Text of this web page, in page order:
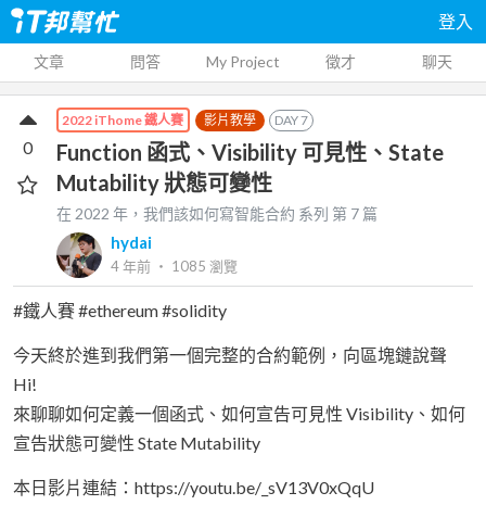
登入
文章 問答 My Project 徵才 聊天
2022 iThome 鐵人賽 影片教學 DAY7
Function 函式、Visibility 可見性、State
Mutability 狀態可變性
在 2022 年，我們該如何寫智能合約 系列 第 7 篇
hydai
4 年前 ‧ 1085 瀏覽
0
#鐵人賽 #ethereum #solidity
今天終於進到我們第一個完整的合約範例，向區塊鏈說聲
Hi!
來聊聊如何定義一個函式、如何宣告可見性 Visibility、如何
宣告狀態可變性 State Mutability
本日影片連結：https://youtu.be/_sV13V0xQqU